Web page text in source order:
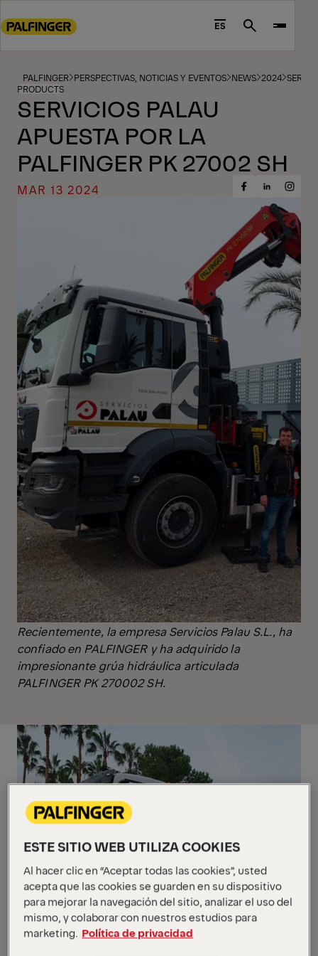
to
footer
content
ES Search
PALFINGER PERSPECTIVAS, NOTICIAS Y EVENTOS NEWS 2024
PRODUCTS
SERVICIOS PALAU
APUESTA POR LA
PALFINGER PK 27002 SH
MAR 13 2024
Share
Facebook
Share
on
LinkedIn
Share
on
Recientemente, la empresa Servicios Palau S.L., ha
confiado en PALFINGER y ha adquirido la
impresionante grúa hidráulica articulada
PALFINGER PK 270002 SH.
ESTE SITIO WEB UTILIZA COOKIES
Al hacer clic en “Aceptar todas las cookies”, usted
acepta que las cookies se guarden en su dispositivo
para mejorar la navegación del sitio, analizar el uso del
mismo, y colaborar con nuestros estudios para
marketing. Política de privacidad